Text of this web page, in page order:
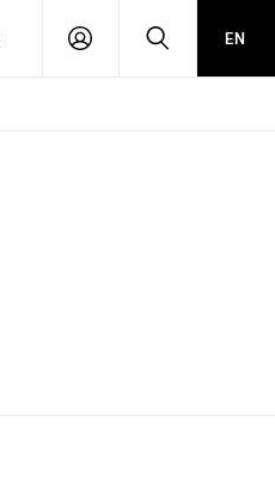
PŘIHLÁSIT HLEDATEN